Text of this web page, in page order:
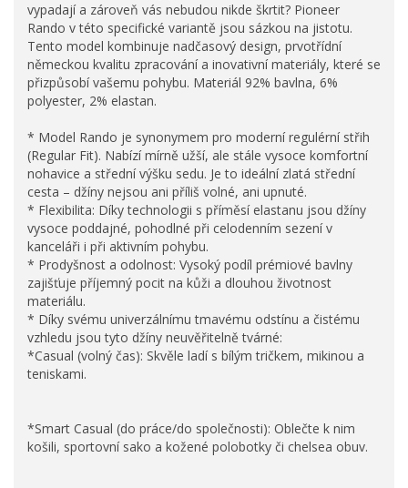
vypadají a zároveň vás nebudou nikde škrtit? Pioneer
Rando v této specifické variantě jsou sázkou na jistotu.
Tento model kombinuje nadčasový design, prvotřídní
německou kvalitu zpracování a inovativní materiály, které se
přizpůsobí vašemu pohybu. Materiál 92% bavlna, 6%
polyester, 2% elastan.
* Model Rando je synonymem pro moderní regulérní střih
(Regular Fit). Nabízí mírně užší, ale stále vysoce komfortní
nohavice a střední výšku sedu. Je to ideální zlatá střední
cesta – džíny nejsou ani příliš volné, ani upnuté.
* Flexibilita: Díky technologii s příměsí elastanu jsou džíny
vysoce poddajné, pohodlné při celodenním sezení v
kanceláři i při aktivním pohybu.
* Prodyšnost a odolnost: Vysoký podíl prémiové bavlny
zajišťuje příjemný pocit na kůži a dlouhou životnost
materiálu.
* Díky svému univerzálnímu tmavému odstínu a čistému
vzhledu jsou tyto džíny neuvěřitelně tvárné:
*Casual (volný čas): Skvěle ladí s bílým tričkem, mikinou a
teniskami.
*Smart Casual (do práce/do společnosti): Oblečte k nim
košili, sportovní sako a kožené polobotky či chelsea obuv.